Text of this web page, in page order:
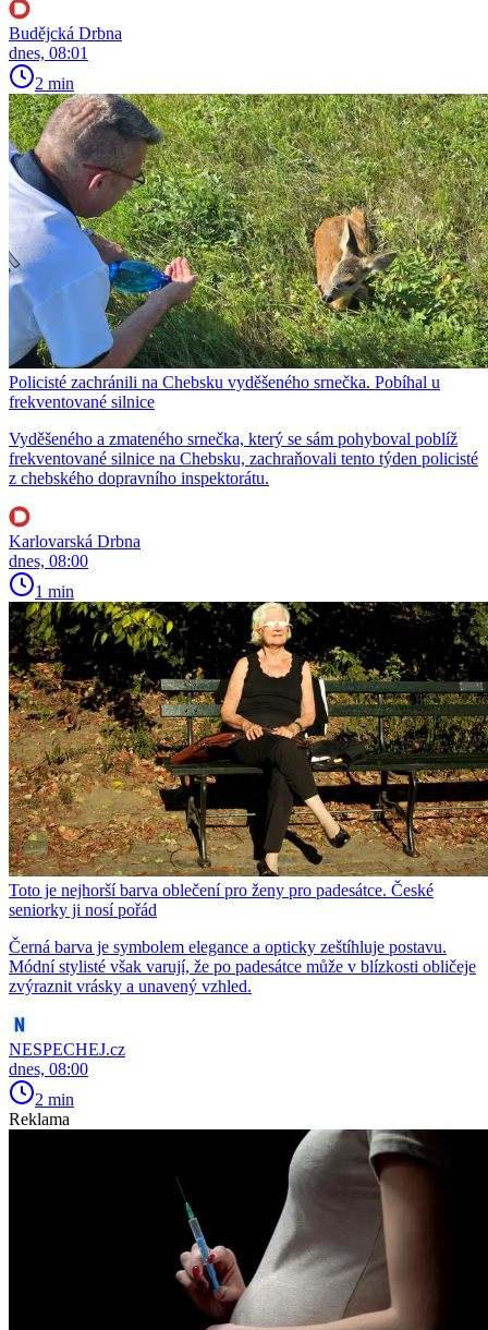
Budějcká Drbna
dnes, 08:01
2 min
Policisté zachránili na Chebsku vyděšeného srnečka. Pobíhal u
frekventované silnice
Vyděšeného a zmateného srnečka, který se sám pohyboval poblíž
frekventované silnice na Chebsku, zachraňovali tento týden policisté
z chebského dopravního inspektorátu.
Karlovarská Drbna
dnes, 08:00
1 min
Toto je nejhorší barva oblečení pro ženy pro padesátce. České
seniorky ji nosí pořád
Černá barva je symbolem elegance a opticky zeštíhluje postavu.
Módní stylisté však varují, že po padesátce může v blízkosti obličeje
zvýraznit vrásky a unavený vzhled.
NESPECHEJ.cz
dnes, 08:00
2 min
Reklama